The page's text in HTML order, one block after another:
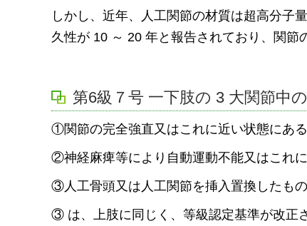
しかし、近年、人工関節の材質は超高分子
久性が 10 ～ 20 年と報告されており、関節
第6級７号 一下肢の 3 大関節中
①関節の完全強直又はこれに近い状態にあ
②神経麻痺等により自動運動不能又はこれ
③人工骨頭又は人工関節を挿入置換したもの
③ は、上肢に同じく、等級認定基準が改正